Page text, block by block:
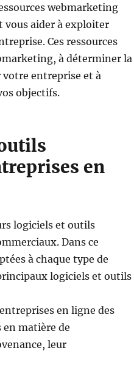
webmarketing
vous aider à exploiter
Ces ressources
à déterminer la
entreprise et à
objectifs.
en
logiciels et outils
Dans ce
à chaque type de
logiciels et outils
en ligne des
matière de
leur